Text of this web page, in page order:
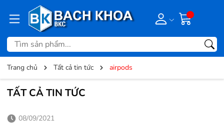
Trang chủ Tất cả tin tức airpods
TẤT CẢ TIN TỨC
08/09/2021